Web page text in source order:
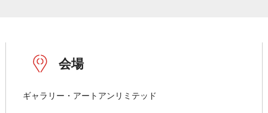
会場
ギャラリー・アートアンリミテッド